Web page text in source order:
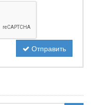
Отправить